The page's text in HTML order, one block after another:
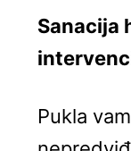
Sanacija
Pukla